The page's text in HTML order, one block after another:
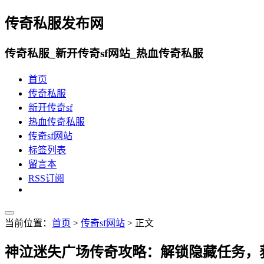
传奇私服发布网
传奇私服_新开传奇sf网站_热血传奇私服
首页
传奇私服
新开传奇sf
热血传奇私服
传奇sf网站
标签列表
留言本
RSS订阅
当前位置： 首页 > 传奇sf网站 > 正文
神泣迷失广场传奇攻略：解锁隐藏任务，